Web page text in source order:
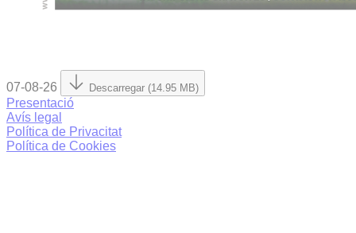
07-08-26 Descarregar (14.95 MB)
Presentació
Avís legal
Política de Privacitat
Política de Cookies